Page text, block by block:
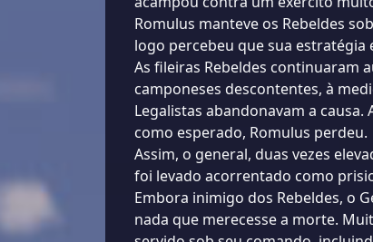
Romulus manteve os Rebeldes
logo percebeu que sua estratégia
As fileiras Rebeldes continuaram
camponeses descontentes, à
Legalistas abandonavam a causa.
como esperado, Romulus perdeu.
Assim, o general, duas vezes
foi levado acorrentado como
Embora inimigo dos Rebeldes, o
nada que merecesse a morte.